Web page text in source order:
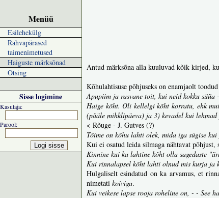
Menüü
Esilehekülg
Rahvapärased
taimenimetused
Haiguste märksõnad
Otsing
Sisse logimine
Kasutaja:
Parool:
Antud märksõna alla kuuluvad kõik kirjed,
Kõhulahtisuse põhjuseks on enamjaolt
Apupiim ja rasvane toit, kui neid kokku süüa
Haige kõht. Oli kellelgi kõht korratu, ehk
(pääle mihklipäeva) ja 3) kevadel kui
< Rõuge - J. Gutves (?)
Tõime on kõhu lahti olek, mida iga sügise
Kui ei osatud leida silmaga nähtavat
Kinnine kui ka lahtine kõht olla sagedaste
Kui rinnalapsel kõht lahti olnud mis kurja ja
Hulgaliselt esindatud on ka arvamus, et
nimetati koiviga.
Kui veikese lapse rooja roheline on, - - See